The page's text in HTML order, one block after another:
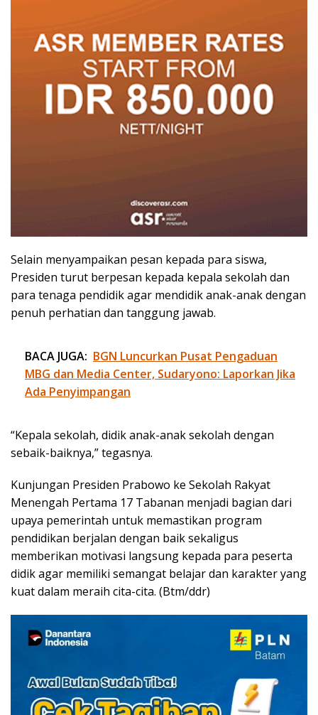
Selain menyampaikan pesan kepada para siswa,
Presiden turut berpesan kepada kepala sekolah dan
para tenaga pendidik agar mendidik anak-anak dengan
penuh perhatian dan tanggung jawab.
BACA JUGA: BGN Luncurkan Pusat Pengaduan
MBG dan Media Center, Sudaryono: Laporkan Jika
Ada Penyimpangan
“Kepala sekolah, didik anak-anak sekolah dengan
sebaik-baiknya,” tegasnya.
Kunjungan Presiden Prabowo ke Sekolah Rakyat
Menengah Pertama 17 Tabanan menjadi bagian dari
upaya pemerintah untuk memastikan program
pendidikan berjalan dengan baik sekaligus
memberikan motivasi langsung kepada para peserta
didik agar memiliki semangat belajar dan karakter yang
kuat dalam meraih cita-cita. (Btm/ddr)